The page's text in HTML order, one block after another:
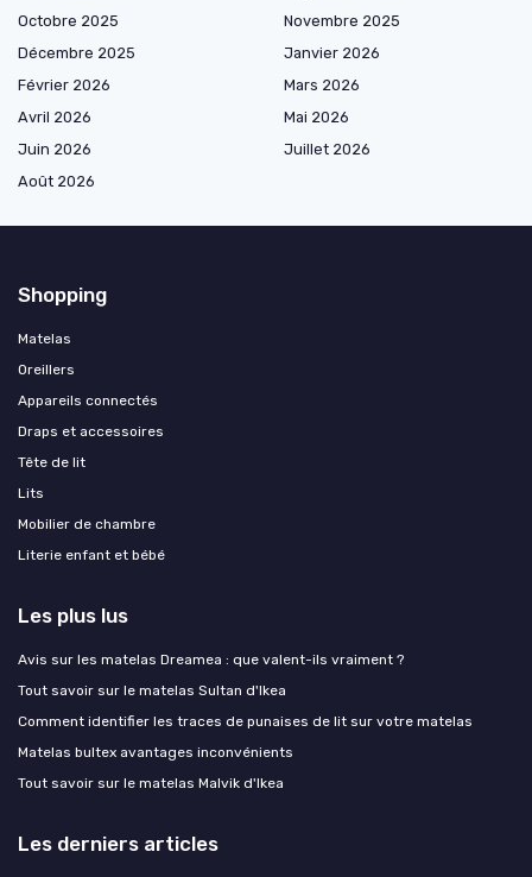
Octobre 2025
Novembre 2025
Décembre 2025
Janvier 2026
Février 2026
Mars 2026
Avril 2026
Mai 2026
Juin 2026
Juillet 2026
Août 2026
Shopping
Matelas
Oreillers
Appareils connectés
Draps et accessoires
Tête de lit
Lits
Mobilier de chambre
Literie enfant et bébé
Les plus lus
Avis sur les matelas Dreamea : que valent-ils vraiment ?
Tout savoir sur le matelas Sultan d'Ikea
Comment identifier les traces de punaises de lit sur votre matelas
Matelas bultex avantages inconvénients
Tout savoir sur le matelas Malvik d'Ikea
Les derniers articles